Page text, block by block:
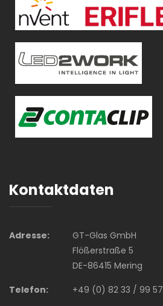
Kontaktdaten
Adresse:
GT-Glas GmbH
Flößerstraße 5
DE-86415 Mering
Telefon:
+49 (0) 82 33 / 99 57